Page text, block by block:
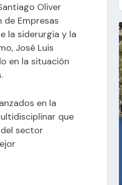
Oliver
de Empresas
la siderurgia y la
José Luis
en la situación
en la
que
sector